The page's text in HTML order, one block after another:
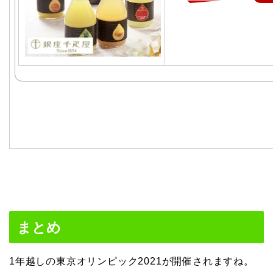
まとめ
1年越しの東京オリンピック2021が開催されますね。